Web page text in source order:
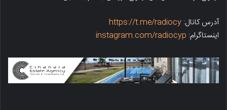
آدرس کانال: https://t.me/radiocy
اینستاگرام: instagram.com/radiocyp